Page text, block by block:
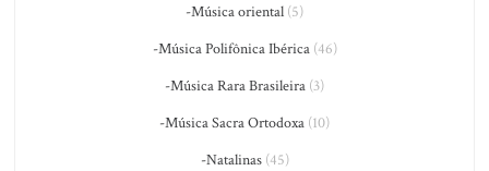
-Música oriental (5)
-Música Polifônica Ibérica(46)
-Música Rara Brasileira (3)
-Música Sacra Ortodoxa (10)
-Natalinas(45)